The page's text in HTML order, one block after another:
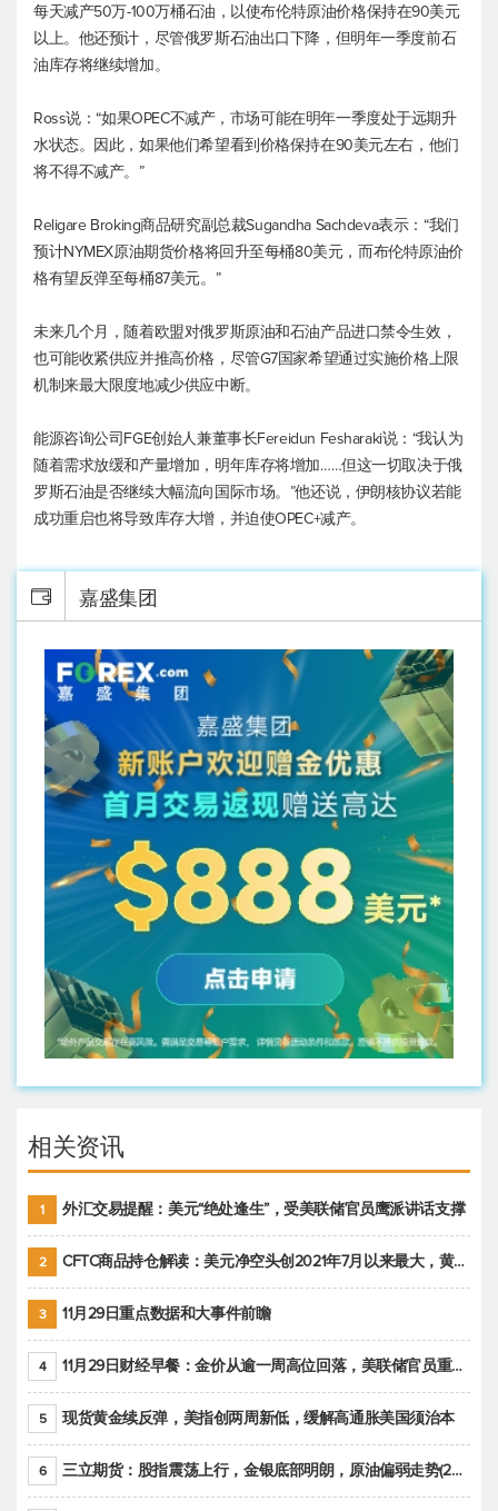
每天减产50万-100万桶石油，以使布伦特原油价格保持在90美元
以上。他还预计，尽管俄罗斯石油出口下降，但明年一季度前石
油库存将继续增加。
Ross说：“如果OPEC不减产，市场可能在明年一季度处于远期升
水状态。因此，如果他们希望看到价格保持在90美元左右，他们
将不得不减产。”
Religare Broking商品研究副总裁Sugandha Sachdeva表示：“我们
预计NYMEX原油期货价格将回升至每桶80美元，而布伦特原油价
格有望反弹至每桶87美元。”
未来几个月，随着欧盟对俄罗斯原油和石油产品进口禁令生效，
也可能收紧供应并推高价格，尽管G7国家希望通过实施价格上限
机制来最大限度地减少供应中断。
能源咨询公司FGE创始人兼董事长Fereidun Fesharaki说：“我认为
随着需求放缓和产量增加，明年库存将增加……但这一切取决于俄
罗斯石油是否继续大幅流向国际市场。”他还说，伊朗核协议若能
成功重启也将导致库存大增，并迫使OPEC+减产。
嘉盛集团
相关资讯
1 外汇交易提醒：美元“绝处逢生”，受美联储官员鹰派讲话支撑
2 CFTC商品持仓解读：美元净空头创2021年7月以来最大，黄金期货投机性净多头头寸减少
3 11月29日重点数据和大事件前瞻
4 11月29日财经早餐：金价从逾一周高位回落，美联储官员重申鹰派立场推动美元回升
5 现货黄金续反弹，美指创两周新低，缓解高通胀美国须治本
6 三立期货：股指震荡上行，金银底部明朗，原油偏弱走势(20221128收评)